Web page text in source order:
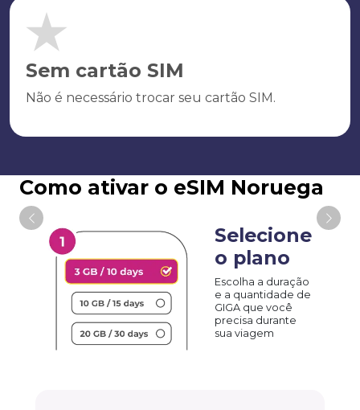
Sem cartão SIM
Não é necessário trocar seu cartão SIM.
Como ativar o eSIM Noruega
Selecione
o plano
Escolha a duração
e a quantidade de
GIGA que você
precisa durante
sua viagem